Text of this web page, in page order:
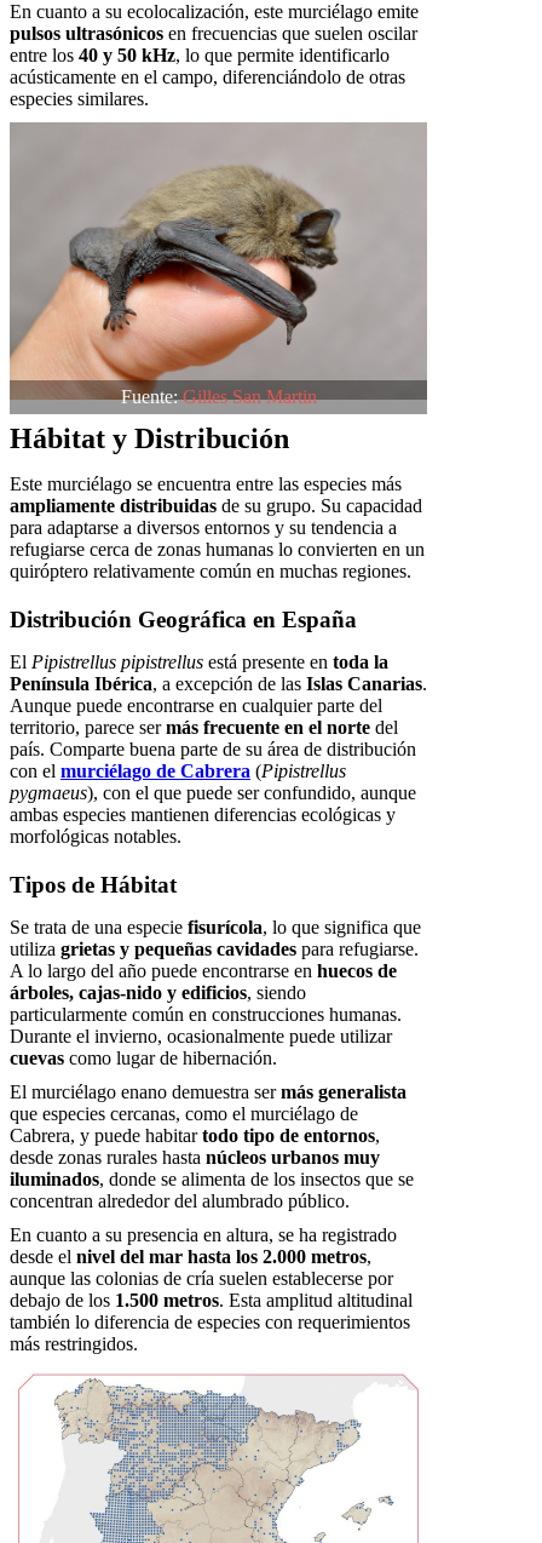
En cuanto a su ecolocalización, este murciélago emite
pulsos ultrasónicos en frecuencias que suelen oscilar
entre los 40 y 50 kHz, lo que permite identificarlo
acústicamente en el campo, diferenciándolo de otras
especies similares.
Fuente:Gilles San Martin
Hábitat y Distribución
Este murciélago se encuentra entre las especies más
ampliamente distribuidas de su grupo. Su capacidad
para adaptarse a diversos entornos y su tendencia a
refugiarse cerca de zonas humanas lo convierten en un
quiróptero relativamente común en muchas regiones.
Distribución Geográfica en España
El Pipistrellus pipistrellus está presente en toda la
Península Ibérica, a excepción de las Islas Canarias.
Aunque puede encontrarse en cualquier parte del
territorio, parece sermás frecuente en el norte del
país. Comparte buena parte de su área de distribución
con el murciélago de Cabrera (Pipistrellus
pygmaeus), con el que puede ser confundido, aunque
ambas especies mantienen diferencias ecológicas y
morfológicas notables.
Tipos de Hábitat
Se trata de una especie fisurícola, lo que significa que
utiliza grietas y pequeñas cavidades para refugiarse.
A lo largo del año puede encontrarse en huecos de
árboles, cajas-nido y edificios, siendo
particularmente común en construcciones humanas.
Durante el invierno, ocasionalmente puede utilizar
cuevas como lugar de hibernación.
El murciélago enano demuestra sermás generalista
que especies cercanas, como el murciélago de
Cabrera, y puede habitartodo tipo de entornos,
desde zonas rurales hasta núcleos urbanos muy
iluminados, donde se alimenta de los insectos que se
concentran alrededor del alumbrado público.
En cuanto a su presencia en altura, se ha registrado
desde el nivel del mar hasta los 2.000 metros,
aunque las colonias de cría suelen establecerse por
debajo de los 1.500 metros. Esta amplitud altitudinal
también lo diferencia de especies con requerimientos
más restringidos.